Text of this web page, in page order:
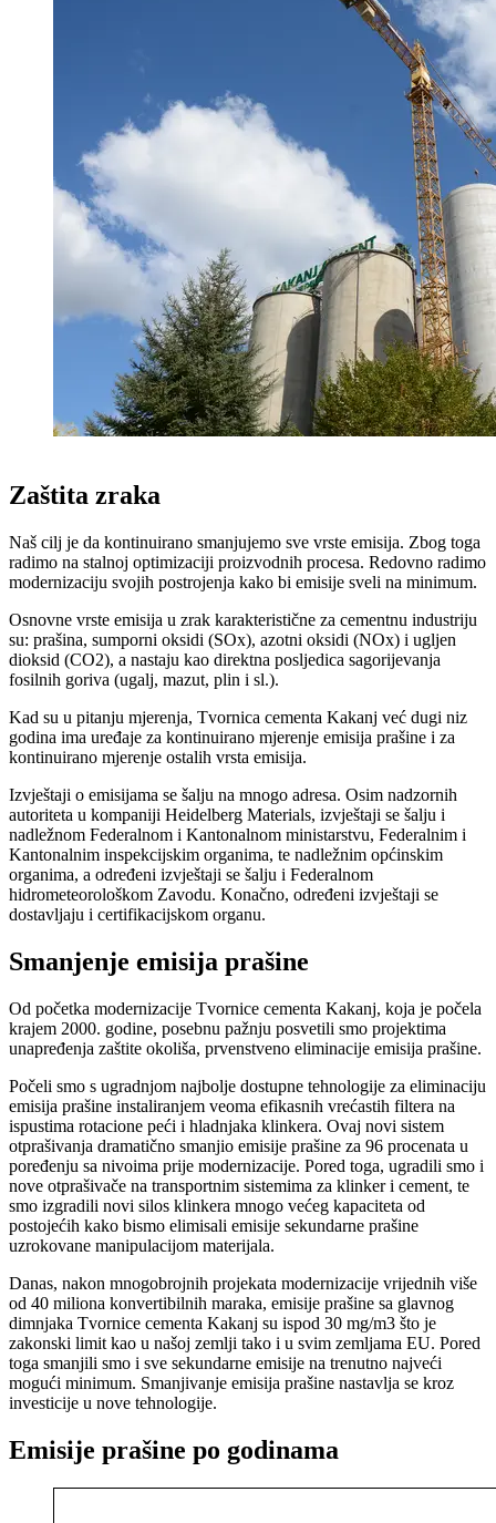
Zaštita zraka
Naš cilj je da kontinuirano smanjujemo sve vrste emisija. Zbog toga
radimo na stalnoj optimizaciji proizvodnih procesa. Redovno radimo
modernizaciju svojih postrojenja kako bi emisije sveli na minimum.
Osnovne vrste emisija u zrak karakteristične za cementnu industriju
su: prašina, sumporni oksidi (SOx), azotni oksidi (NOx) i ugljen
dioksid (CO2), a nastaju kao direktna posljedica sagorijevanja
fosilnih goriva (ugalj, mazut, plin i sl.).
Kad su u pitanju mjerenja, Tvornica cementa Kakanj već dugi niz
godina ima uređaje za kontinuirano mjerenje emisija prašine i za
kontinuirano mjerenje ostalih vrsta emisija.
Izvještaji o emisijama se šalju na mnogo adresa. Osim nadzornih
autoriteta u kompaniji Heidelberg Materials, izvještaji se šalju i
nadležnom Federalnom i Kantonalnom ministarstvu, Federalnim i
Kantonalnim inspekcijskim organima, te nadležnim općinskim
organima, a određeni izvještaji se šalju i Federalnom
hidrometeorološkom Zavodu. Konačno, određeni izvještaji se
dostavljaju i certifikacijskom organu.
Smanjenje emisija prašine
Od početka modernizacije Tvornice cementa Kakanj, koja je počela
krajem 2000. godine, posebnu pažnju posvetili smo projektima
unapređenja zaštite okoliša, prvenstveno eliminacije emisija prašine.
Počeli smo s ugradnjom najbolje dostupne tehnologije za eliminaciju
emisija prašine instaliranjem veoma efikasnih vrećastih filtera na
ispustima rotacione peći i hladnjaka klinkera. Ovaj novi sistem
otprašivanja dramatično smanjio emisije prašine za 96 procenata u
poređenju sa nivoima prije modernizacije. Pored toga, ugradili smo i
nove otprašivače na transportnim sistemima za klinker i cement, te
smo izgradili novi silos klinkera mnogo većeg kapaciteta od
postojećih kako bismo elimisali emisije sekundarne prašine
uzrokovane manipulacijom materijala.
Danas, nakon mnogobrojnih projekata modernizacije vrijednih više
od 40 miliona konvertibilnih maraka, emisije prašine sa glavnog
dimnjaka Tvornice cementa Kakanj su ispod 30 mg/m3 što je
zakonski limit kao u našoj zemlji tako i u svim zemljama EU. Pored
toga smanjili smo i sve sekundarne emisije na trenutno najveći
mogući minimum. Smanjivanje emisija prašine nastavlja se kroz
investicije u nove tehnologije.
Emisije prašine po godinama